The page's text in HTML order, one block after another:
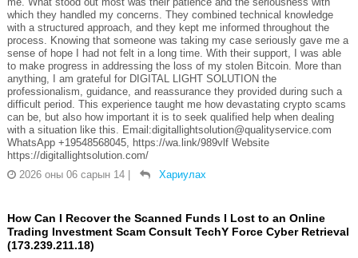
which they handled my concerns. They combined technical knowledge
with a structured approach, and they kept me informed throughout the
process. Knowing that someone was taking my case seriously gave me a
sense of hope I had not felt in a long time. With their support, I was able
to make progress in addressing the loss of my stolen Bitcoin. More than
anything, I am grateful for DIGITAL LIGHT SOLUTION the
professionalism, guidance, and reassurance they provided during such a
difficult period. This experience taught me how devastating crypto scams
can be, but also how important it is to seek qualified help when dealing
with a situation like this. Email:digitallightsolution@qualityservice.com
WhatsApp +19548568045, https://wa.link/989vlf Website
https://digitallightsolution.com/
2026 оны 06 сарын 14
Хариулах
How Can I Recover the Scanned Funds I Lost to an Online
Trading Investment Scam Consult TechY Force Cyber Retrieval
(173.239.211.18)